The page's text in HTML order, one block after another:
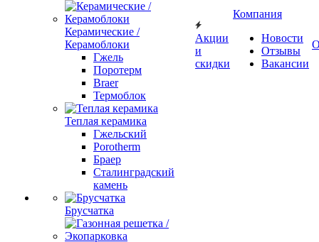
Керамические /
Керамоблоки
Гжель
Поротерм
Braer
Термоблок
Теплая керамика
Гжельский
Porotherm
Браер
Сталинградский
камень
Брусчатка
Акции
и
скидки
Компания
Новости
Отзывы
Вакансии